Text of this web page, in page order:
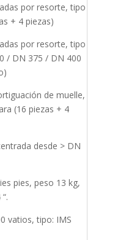
por resorte, tipo
+ 4 piezas)
por resorte, tipo
/ DN 375 / DN 400
de muelle,
(16 piezas + 4
desde > DN
pies, peso 13 kg,
vatios, tipo: IMS